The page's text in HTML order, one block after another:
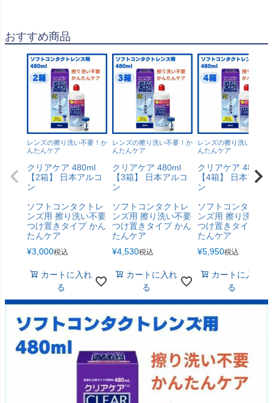
おすすめ商品
レンズの擦り洗い不要！か
んたんケア
クリアケア 480ml
【2箱】 日本アルコ
ン
ソフトコンタクトレ
ンズ用 擦り洗い不要
つけ置きタイプ かん
たんケア
¥3,000税込
カートに入れ
る
レンズの擦り洗い不要！か
んたんケア
クリアケア 480ml
【3箱】 日本アルコ
ン
ソフトコンタクトレ
ンズ用 擦り洗い不要
つけ置きタイプ かん
たんケア
¥4,530税込
カートに入れ
る
レンズの擦り洗い不要！
んたんケア
クリアケア 480ml
【4箱】 日本アルコ
ン
ソフトコンタクト
ンズ用 擦り洗い不
つけ置きタイプ か
たんケア
¥5,950税込
カートに入れ
る